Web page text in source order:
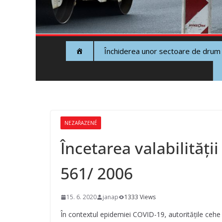
Închiderea unor sectoare de drum
NEZAŘAZENÉ
Încetarea valabilităţii
561/ 2006
15. 6. 2020 janap 1333 Views
În contextul epidemiei COVID-19, autorităţile